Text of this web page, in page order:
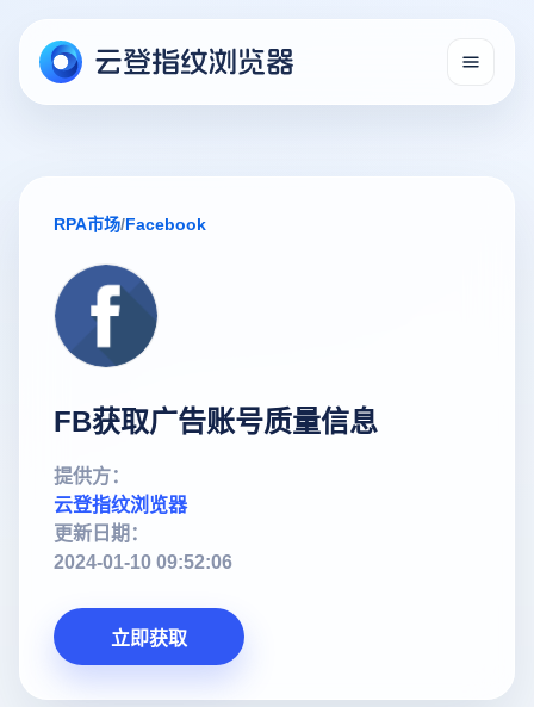
RPA市场/Facebook
FB获取广告账号质量信息
提供方：
云登指纹浏览器
更新日期：
2024-01-10 09:52:06
立即获取